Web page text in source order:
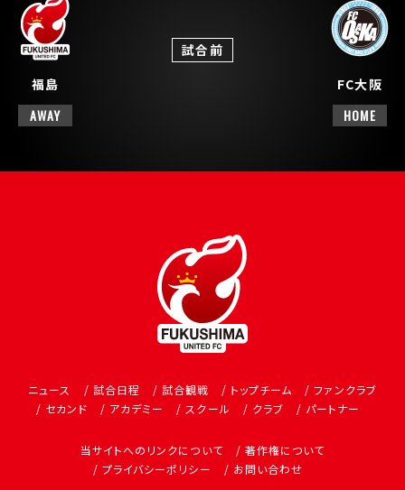
福島
AWAY
試合前
FC大阪
HOME
ニュース 試合日程 試合観戦 トップチーム
ファンクラブ
セカンド
アカデミー スクール クラブ パートナー
当サイトへのリンクについて
著作権について
プライバシーポリシー
お問い合わせ